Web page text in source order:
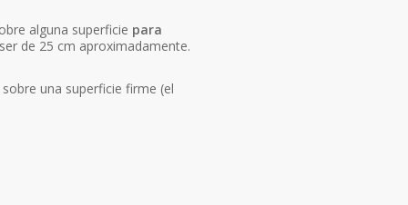
alguna superficie para
de 25 cm aproximadamente.
una superficie firme (el